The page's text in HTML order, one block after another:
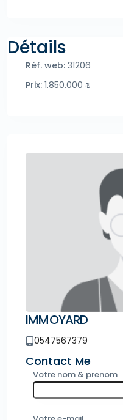
Détails
Réf. web: 31206
Prix: 1.850.000 ₪
IMMOYARD
0547567379
Contact Me
Votre nom & prenom